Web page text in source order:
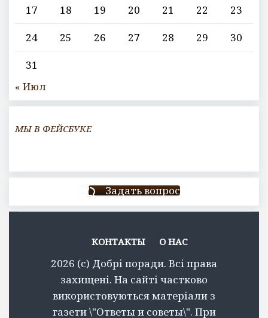
17
18 19 20 21 22
23
24
25 26 27 28 29
30
31
« Июл
МЫ В ФЕЙСБУКЕ
Задать вопрос
КОНТАКТЫ О НАС
2026 (c) Добрі поради. Всі права
захищені. На сайті частково
використовуються матеріали з
газети \"Ответы и советы\". При